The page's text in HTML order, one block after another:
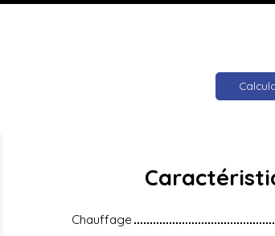
Chauffage